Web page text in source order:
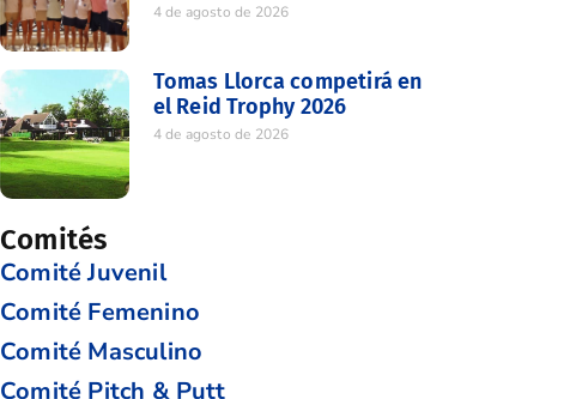
4 de agosto de 2026
Tomas Llorca competirá en
el Reid Trophy 2026
4 de agosto de 2026
Comités
Comité Juvenil
Comité Femenino
Comité Masculino
Comité Pitch & Putt